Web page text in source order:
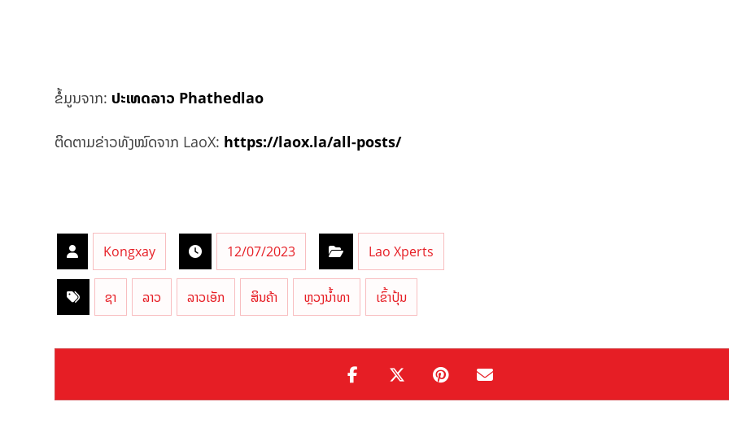
ຂໍ້ມູນຈາກ: ປະເທດລາວ Phathedlao
ຕິດຕາມຂ່າວທັງໝົດຈາກ LaoX: https://laox.la/all-posts/
Kongxay 12/07/2023 Lao Xperts
ຊາ ລາວ ລາວເອັກ ສິນຄ້າ ຫຼວງນ້ຳທາ ເຂົ້າປຸ້ນ